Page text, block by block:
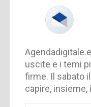
uscite e i temi
firme. Il sabato
capire, insieme,